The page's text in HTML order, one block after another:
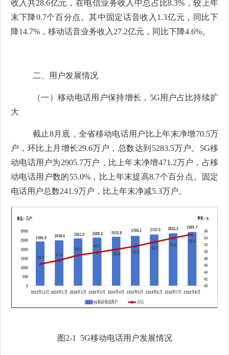
收入共28.6亿元，在电信业务收入中总占比8.3% ，较上年
末下降0.7个百分点 。其中固定话音收入 1.3亿元，同比下
降14.7% ，移动话音业务收入 27.2亿元，同比下降4.6%。
二、用户发展情况
（一）移动电话用户保持增长， 5G用户占比持续扩
大
截止8月底，全省移动电话用户比上年末净增70.5万
户，环比上月增长29.6万户，总数达到 5283.5万户。 5G移
动电话用户为2905.7万户，比上年末净增471.2万户，占移
动电话用户数的55.0%，比上年末提高8.7个百分点。固定
电话用户总数241.9万户，比上年末净减5.3万户。
图 2-1 5G移动电话用户发展情况